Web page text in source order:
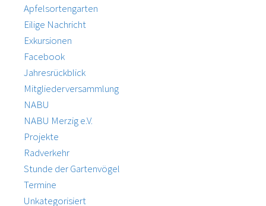
Apfelsortengarten
Eilige Nachricht
Exkursionen
Facebook
Jahresrückblick
Mitgliederversammlung
NABU
NABU Merzig e.V.
Projekte
Radverkehr
Stunde der Gartenvögel
Termine
Unkategorisiert